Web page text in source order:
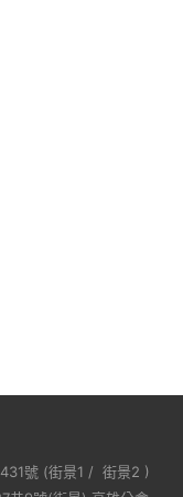
號 (街景1 / 街景2 )